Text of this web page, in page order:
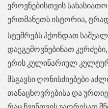
ეროვნებისთვის სახასიათო
ერთმანეთს ისტორია,
სტუმრებს ჰქონდათ
დაეგემოვნებინათ
ერის კულინარიულ
მსგავსი ღონისძიებები
თანაცხოვრებისა და